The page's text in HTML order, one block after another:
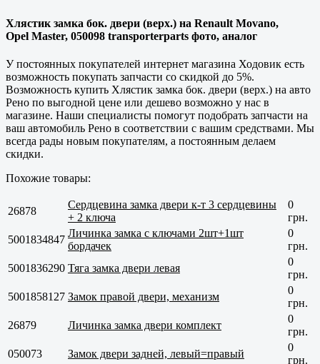
Хлястик замка бок. двери (верх.) на Renault Movano,
Opel Master, 050098 transporterparts фото, аналог
У постоянных покупателей интернет магазина Ходовик есть
возможность покупать запчасти со скидкой до 5%.
Возможность купить Хлястик замка бок. двери (верх.) на авто
Рено по выгодной цене или дешево возможно у нас в
магазине. Наши специалисты помогут подобрать запчасти на
ваш автомобиль Рено в соответствии с вашим средствами. Мы
всегда рады новым покупателям, а постоянным делаем
скидки.
Похожие товары:
26878
Сердцевина замка двери к-т 3 сердцевины
+ 2 ключа
0
грн.
5001834847
Личинка замка с ключами 2шт+1шт
бордачек
0
грн.
5001836290 Тяга замка двери левая
0
грн.
5001858127 Замок правой двери, механизм
0
грн.
26879
Личинка замка двери комплект
0
грн.
050073
Замок двери задней, левый=правый
0
грн.